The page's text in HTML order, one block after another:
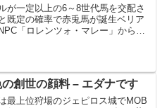
が一定以上の6～8世代馬を交配さ
既定の確率で赤兎馬が誕生ベリア
「ロレンツォ・マレー」から依
イベントで...
創世の顔料 – エダナです
最上位狩場のジェピロス城でMOB